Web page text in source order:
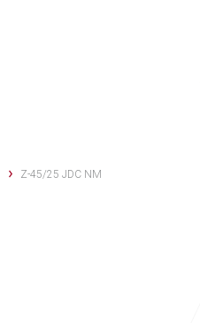
Z-45/25 JDC NM